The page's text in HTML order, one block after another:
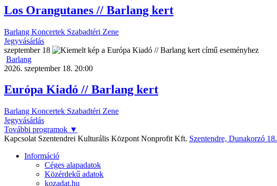
Los Orangutanes // Barlang kert
Barlang Koncertek Szabadtéri Zene
Jegyvásárlás
szeptember 18
Barlang
2026. szeptember 18. 20:00
Európa Kiadó // Barlang kert
Barlang Koncertek Szabadtéri Zene
Jegyvásárlás
További programok ▼
Kapcsolat Szentendrei Kulturális Központ Nonprofit Kft. Szentendre, Dunakorzó 18.
Információ
Céges alapadatok
Közérdekű adatok
kozadat.hu